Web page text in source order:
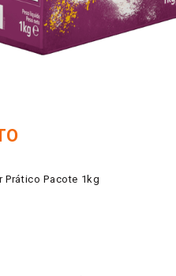
Prático Pacote 1kg